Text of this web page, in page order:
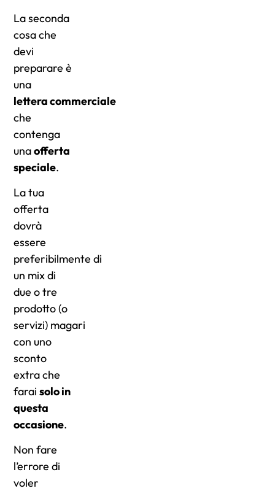
La seconda
cosa che
devi
preparare è
una
lettera commerciale
che
contenga
unaofferta
speciale.
La tua
offerta
dovrà
essere
preferibilmente di
un mix di
due o tre
prodotto (o
servizi) magari
con uno
sconto
extra che
faraisolo in
questa
occasione.
Non fare
l’errore di
voler